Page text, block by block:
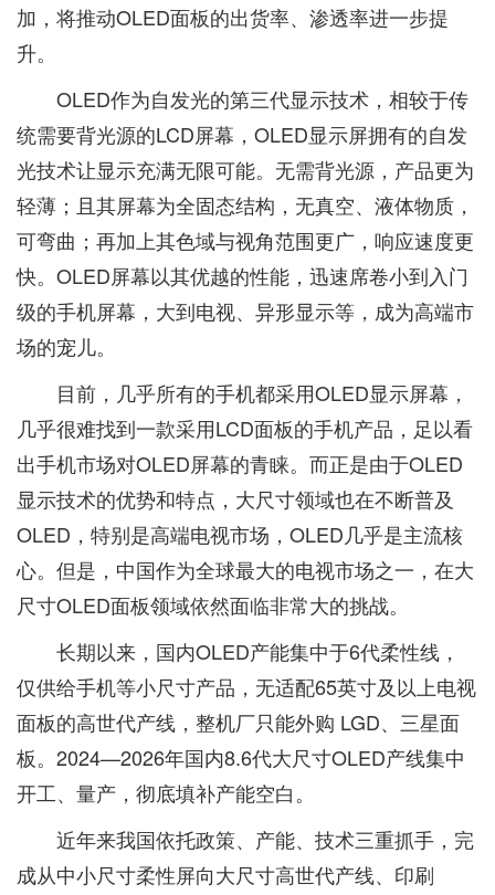
加，将推动OLED面板的出货率、渗透率进一步提
升。
OLED作为自发光的第三代显示技术，相较于传
统需要背光源的LCD屏幕，OLED显示屏拥有的自发
光技术让显示充满无限可能。无需背光源，产品更为
轻薄；且其屏幕为全固态结构，无真空、液体物质，
可弯曲；再加上其色域与视角范围更广，响应速度更
快。OLED屏幕以其优越的性能，迅速席卷小到入门
级的手机屏幕，大到电视、异形显示等，成为高端市
场的宠儿。
目前，几乎所有的手机都采用OLED显示屏幕，
几乎很难找到一款采用LCD面板的手机产品，足以看
出手机市场对OLED屏幕的青睐。而正是由于OLED
显示技术的优势和特点，大尺寸领域也在不断普及
OLED，特别是高端电视市场，OLED几乎是主流核
心。但是，中国作为全球最大的电视市场之一，在大
尺寸OLED面板领域依然面临非常大的挑战。
长期以来，国内OLED产能集中于6代柔性线，
仅供给手机等小尺寸产品，无适配65英寸及以上电视
面板的高世代产线，整机厂只能外购 LGD、三星面
板。2024—2026年国内8.6代大尺寸OLED产线集中
开工、量产，彻底填补产能空白。
近年来我国依托政策、产能、技术三重抓手，完
成从中小尺寸柔性屏向大尺寸高世代产线、印刷